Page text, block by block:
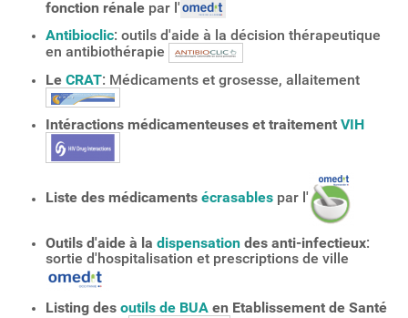
fonction rénale par l'
Antibioclic: outils d'aide à la décision thérapeutique
en antibiothérapie
Le CRAT: Médicaments et grosesse, allaitement
Intéractions médicamenteuses et traitement VIH
Liste des médicaments écrasables par l'
Outils d'aide à la dispensation des anti-infectieux:
sortie d'hospitalisation et prescriptions de ville
Listing des outils de BUA en Etablissement de Santé